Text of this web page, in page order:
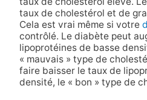
taux de cholestérol et de
Cela est vrai même si votre
contrôlé. Le diabète peut
lipoprotéines de basse
« mauvais » type de
faire baisser le taux de
densité, le « bon » type de